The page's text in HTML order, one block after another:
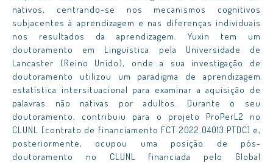
nativos, centrando-se nos mecanismos cognitivos
subjacentes à aprendizagem e nas diferenças individuais
nos resultados da aprendizagem. Yuxin tem um
doutoramento em Linguística pela Universidade de
Lancaster (Reino Unido), onde a sua investigação de
doutoramento utilizou um paradigma de aprendizagem
estatística intersituacional para examinar a aquisição de
palavras não nativas por adultos. Durante o seu
doutoramento, contribuiu para o projeto ProPerL2 no
CLUNL [contrato de financiamento FCT 2022.04013.PTDC] e,
posteriormente, ocupou uma posição de pós-
doutoramento no CLUNL financiada pelo Global